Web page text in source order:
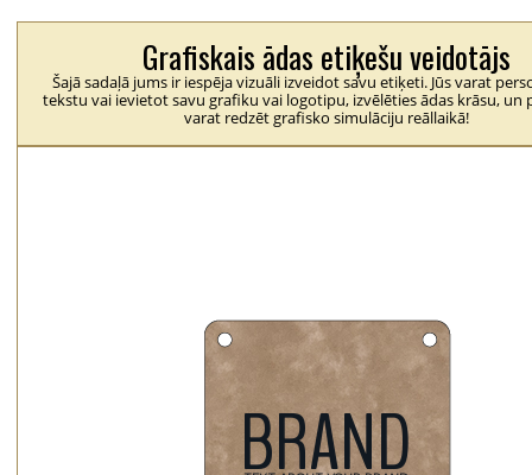
Grafiskais ādas etiķešu veidotājs
Šajā sadaļā jums ir iespēja vizuāli izveidot savu etiķeti. Jūs varat
tekstu vai ievietot savu grafiku vai logotipu, izvēlēties ādas krāsu, un
varat redzēt grafisko simulāciju reāllaikā!